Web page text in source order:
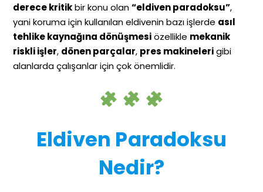
derece kritikbir konu olan“eldiven paradoksu”,
yani koruma için kullanılan eldivenin bazı işlerde asıl
tehlike kaynağına dönüşmesiözellikle mekanik
riskli işler, dönen parçalar, pres makinelerigibi
alanlarda çalışanlar için çok önemlidir.
Eldiven Paradoksu
Nedir?